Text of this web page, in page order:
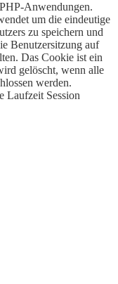
Anwendungen.
um die eindeutige
zu speichern und
Benutzersitzung auf
Das Cookie ist ein
gelöscht, wenn alle
werden.
Laufzeit Session